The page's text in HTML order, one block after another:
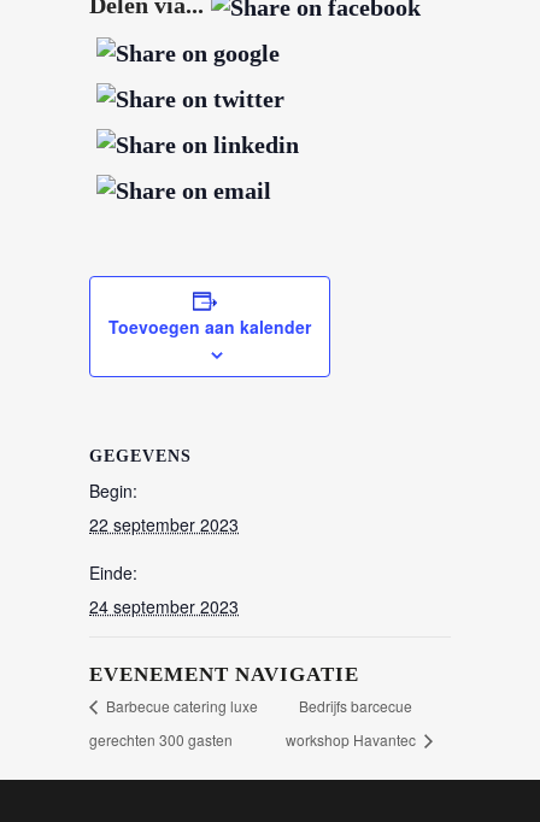
Toevoegen aan kalender
GEGEVENS
Begin:
22 september 2023
Einde:
24 september 2023
EVENEMENT NAVIGATIE
Barbecue catering luxe
gerechten 300 gasten
Bedrijfs barcecue
workshop Havantec